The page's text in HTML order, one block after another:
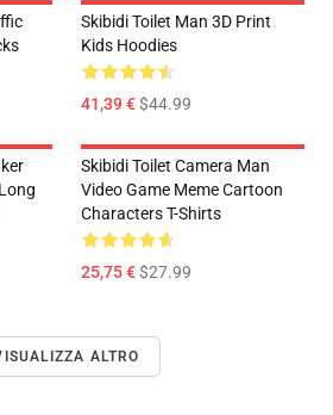
Skibidi Toilet Man 3D Print
Kids Hoodies
41,39 €$44.99
Skibidi Toilet Camera Man
Video Game Meme Cartoon
Characters T-Shirts
25,75 €$27.99
ALTRO